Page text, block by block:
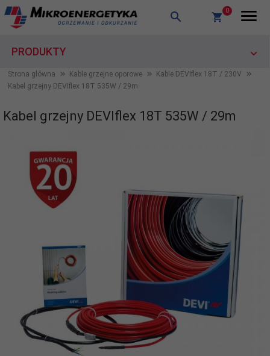
0
PRODUKTY
Strona główna Kable grzejne oporowe
Kable DEVIflex 18T / 230V
Kabel grzejny DEVIflex 18T 535W / 29m
Kabel grzejny DEVIflex 18T 535W / 29m